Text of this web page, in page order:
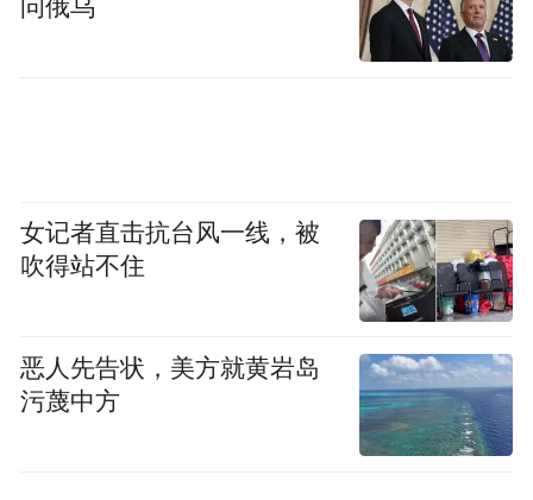
pictures and audios if any) is uploaded and posted
by the user of Dafeng Hao, which is a social media
platform and merely provides information storage
问俄乌
女记者直击抗台风一线，被
吹得站不住
恶人先告状，美方就黄岩岛
污蔑中方